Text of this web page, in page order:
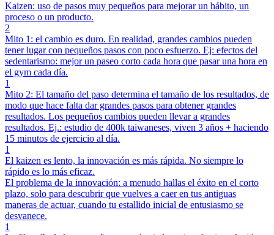
Kaizen: uso de pasos muy pequeños para mejorar un hábito, un
proceso o un producto.
2
Mito 1: el cambio es duro. En realidad, grandes cambios pueden
tener lugar con pequeños pasos con poco esfuerzo. Ej: efectos del
sedentarismo: mejor un paseo corto cada hora que pasar una hora en
el gym cada día.
1
Mito 2: El tamaño del paso determina el tamaño de los resultados, de
modo que hace falta dar grandes pasos para obtener grandes
resultados. Los pequeños cambios pueden llevar a grandes
resultados. Ej.: estudio de 400k taiwaneses, viven 3 años + haciendo
15 minutos de ejercicio al día.
1
El kaizen es lento, la innovación es más rápida. No siempre lo
rápido es lo más eficaz.
El problema de la innovación: a menudo hallas el éxito en el corto
plazo, solo para descubrir que vuelves a caer en tus antiguas
maneras de actuar, cuando tu estallido inicial de entusiasmo se
desvanece.
1